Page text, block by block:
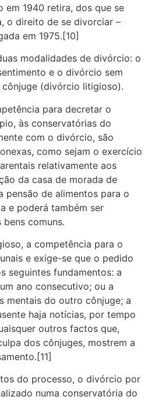
em 1940 retira, dos que se
o direito de se divorciar –
em 1975.[10]
modalidades de divórcio: o
e o divórcio sem
(divórcio litigioso).
para decretar o
às conservatórias do
com o divórcio, são
como sejam o exercício
relativamente aos
da casa de morada de
pensão de alimentos para o
e poderá também ser
comuns.
a competência para o
e exige-se que o pedido
seguintes fundamentos: a
ano consecutivo; ou a
mentais do outro cônjuge; a
haja notícias, por tempo
outros factos que,
dos cônjuges, mostrem a
do processo, o divórcio por
numa conservatória do